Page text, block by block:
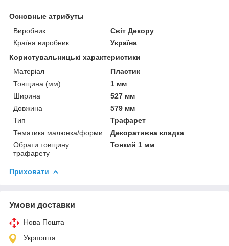
Основные атрибуты
Виробник
Світ Декору
Країна виробник
Україна
Користувальницькі характеристики
Матеріал
Пластик
Товщина (мм)
1 мм
Ширина
527 мм
Довжина
579 мм
Тип
Трафарет
Тематика малюнка/форми
Декоративна кладка
Обрати товщину
трафарету
Тонкий 1 мм
Приховати
Умови доставки
Нова Пошта
Укрпошта